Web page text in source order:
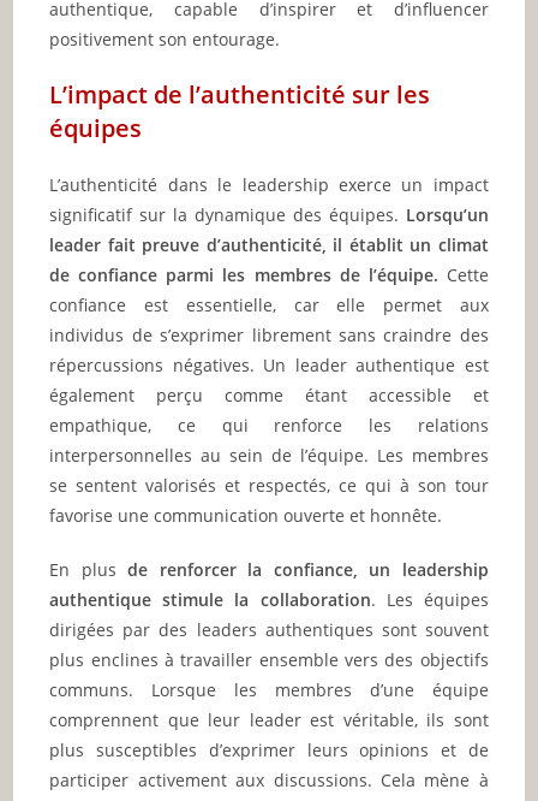
authentique, capable d’inspirer et d’influencer
positivement son entourage.
L’impact de l’authenticité sur les
équipes
L’authenticité dans le leadership exerce un impact
significatif sur la dynamique des équipes. Lorsqu’un
leader fait preuve d’authenticité, il établit un climat
de confiance parmi les membres de l’équipe. Cette
confiance est essentielle, car elle permet aux
individus de s’exprimer librement sans craindre des
répercussions négatives. Un leader authentique est
également perçu comme étant accessible et
empathique, ce qui renforce les relations
interpersonnelles au sein de l’équipe. Les membres
se sentent valorisés et respectés, ce qui à son tour
favorise une communication ouverte et honnête.
En plusde renforcer la confiance, un leadership
authentique stimule la collaboration. Les équipes
dirigées par des leaders authentiques sont souvent
plus enclines à travailler ensemble vers des objectifs
communs. Lorsque les membres d’une équipe
comprennent que leur leader est véritable, ils sont
plus susceptibles d’exprimer leurs opinions et de
participer activement aux discussions. Cela mène à